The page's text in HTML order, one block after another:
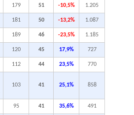
179 51 -10,5% 1.205
181 50 -13,2% 1.087
189 46 -23,5% 1.185
120 45 17,9% 727
112 44 23,5% 770
103 41 25,1% 858
95 41 35,6% 491